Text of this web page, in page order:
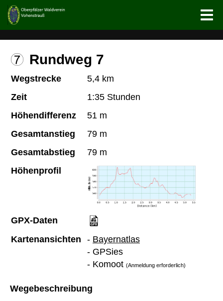
Rundweg 7
Wegstrecke
5,4 km
Zeit
1:35 Stunden
Höhendifferenz
51 m
Gesamtanstieg
79 m
Gesamtabstieg
79 m
Höhenprofil
GPX-Daten
Kartenansichten
- Bayernatlas
- GPSies
- Komoot (Anmeldung erforderlich)
Wegebeschreibung